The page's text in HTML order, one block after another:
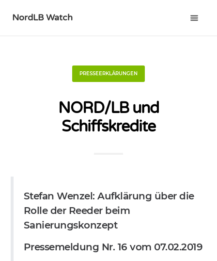
NordLB Watch
PRESSEERKLÄRUNGEN
NORD/LB und
Schiffskredite
Stefan Wenzel: Aufklärung über die
Rolle der Reeder beim
Sanierungskonzept
Pressemeldung Nr. 16 vom 07.02.2019